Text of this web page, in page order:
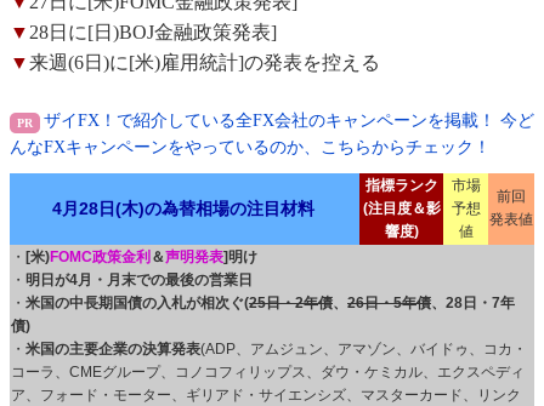
▼28日に[日)BOJ金融政策発表]
▼来週(6日)に[米)雇用統計]の発表を控える
ザイFX！で紹介している全FX会社のキャンペーンを掲載！ 今ど
んなFXキャンペーンをやっているのか、こちらからチェック！
4月28日(木)の為替相場の注目材料
指標ランク
(注目度＆影
響度)
市場
予想
値
前回
発表値
・ [米)FOMC政策金利 ＆声明発表]明け
・ 明日が4月・月末での最後の営業日
・ 米国の中長期国債の入札が相次ぐ(25日・2年債、 26日・5年債、28日・7年
債)
・ 米国の主要企業の決算発表(ADP、アムジュン、アマゾン、バイドゥ、コカ・
コーラ、CMEグループ、コノコフィリップス、ダウ・ケミカル、エクスペディ
ア、フォード・モーター、ギリアド・サイエンシズ、マスターカード、リンク